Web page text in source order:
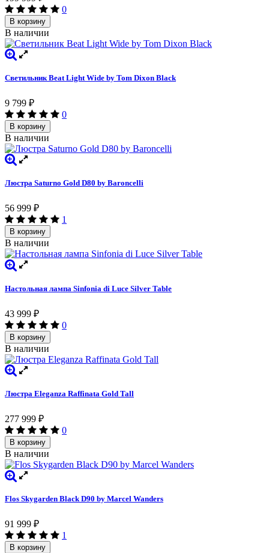
0
В корзину
В наличии
Светильник Beat Light Wide by Tom Dixon Black
9 799 ₽
0
В корзину
В наличии
Люстра Saturno Gold D80 by Baroncelli
56 999 ₽
1
В корзину
В наличии
Настольная лампа Sinfonia di Luce Silver Table
43 999 ₽
0
В корзину
В наличии
Люстра Eleganza Raffinata Gold Tall
277 999 ₽
0
В корзину
В наличии
Flos Skygarden Black D90 by Marcel Wanders
91 999 ₽
1
В корзину